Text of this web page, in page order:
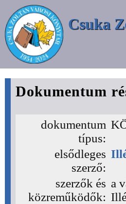
Csuka
Dokumentum
dokumentum
típus:
elsődleges
szerző:
szerzők és
közreműködők:
a